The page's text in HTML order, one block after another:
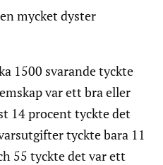
mycket dyster
1500 svarande tyckte
var ett bra eller
14 procent tyckte det
tyckte bara 11
55 tyckte det var ett